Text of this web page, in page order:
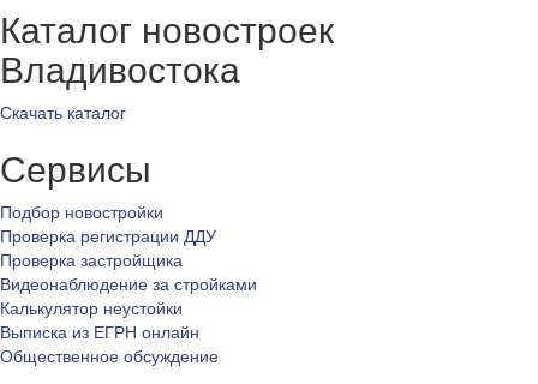
Каталог новостроек
Владивостока
Скачать каталог
Сервисы
Подбор новостройки
Проверка регистрации ДДУ
Проверка застройщика
Видеонаблюдение за стройками
Калькулятор неустойки
Выписка из ЕГРН онлайн
Общественное обсуждение